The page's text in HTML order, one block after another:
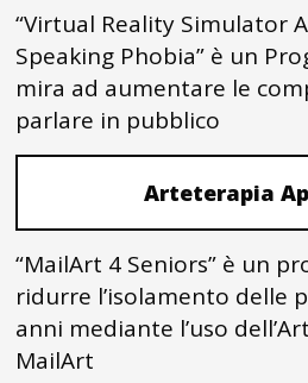
“Virtual Reality Simulator
Speaking Phobia” è un
mira ad aumentare le
parlare in pubblico
Arteterapia
“MailArt 4 Seniors” è un
ridurre l’isolamento delle
anni mediante l’uso
MailArt